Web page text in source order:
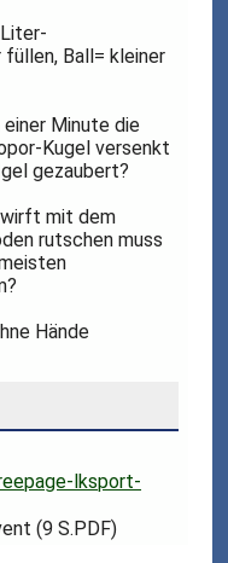
Ball= kleiner
einer Minute die
Kugel versenkt
gezaubert?
wirft mit dem
rutschen muss
Hände
lksport-
(9 S.PDF)